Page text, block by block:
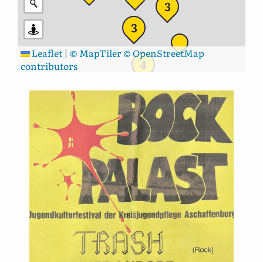
3
4
3
Leaflet | © MapTiler© OpenStreetMap
contributors